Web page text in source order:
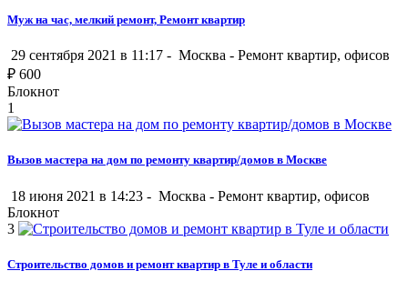
Муж на час, мелкий ремонт, Ремонт квартир
29 сентября 2021 в 11:17 - Москва - Ремонт квартир, офисов
₽ 600
Блокнот
1
Вызов мастера на дом по ремонту квартир/домов в Москве
18 июня 2021 в 14:23 - Москва - Ремонт квартир, офисов
Блокнот
3
Строительство домов и ремонт квартир в Туле и области